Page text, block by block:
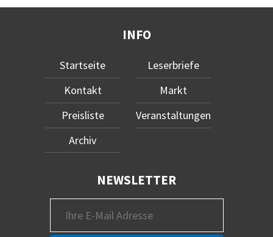
INFO
Startseite
Kontakt
Preisliste
Archiv
Leserbriefe
Markt
Veranstaltungen
NEWSLETTER